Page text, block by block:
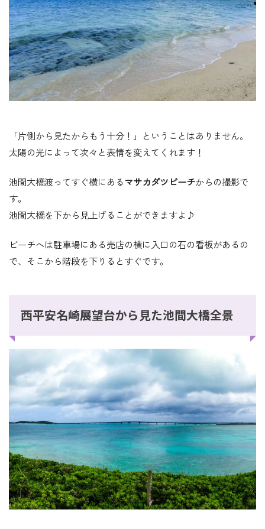
「片側から見たからもう十分！」ということはありません。
太陽の光によって次々と表情を変えてくれます！
池間大橋渡ってすぐ横にあるマサカダツビーチからの撮影で
す。
池間大橋を下から見上げることができますよ♪
ビーチへは駐車場にある売店の横に入口の石の看板があるの
で、そこから階段を下りるとすぐです。
西平安名崎展望台から見た池間大橋全景